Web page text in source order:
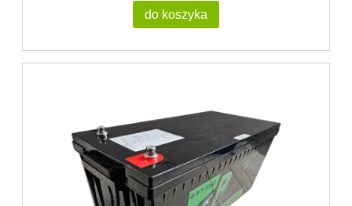
do koszyka